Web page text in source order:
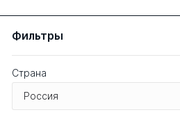
Фильтры
Страна
Россия